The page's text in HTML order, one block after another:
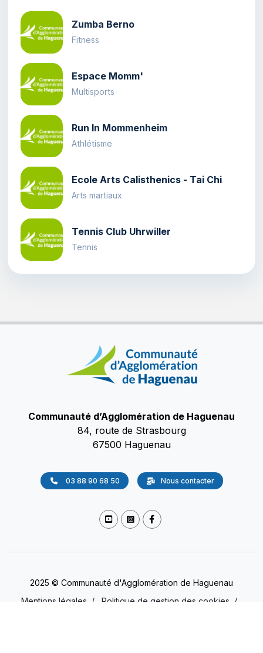
Zumba Berno
Fitness
Espace Momm'
Multisports
Run In Mommenheim
Athlétisme
Ecole Arts Calisthenics - Tai Chi
Arts martiaux
Tennis Club Uhrwiller
Tennis
Communauté d’Agglomération de Haguenau
84, route de Strasbourg
67500 Haguenau
03 88 90 68 50 Nous contacter
2025 © Communauté d'Agglomération de Haguenau
Mentions légales
/ Politique de gestion des cookies
/